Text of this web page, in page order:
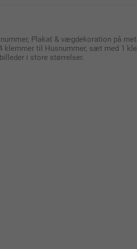
Plakat & vægdekoration på
til Husnummer, sæt med 1
i store størrelser.